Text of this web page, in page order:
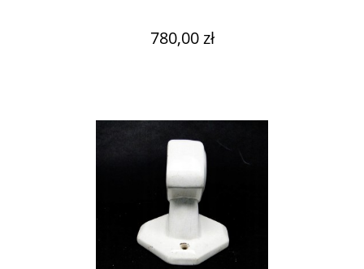
780,00 zł